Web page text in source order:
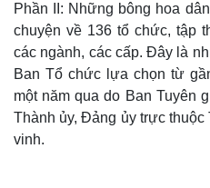
Phần II: Những bông hoa
chuyện về 136 tổ chức, tập
các ngành, các cấp. Đây là
Ban Tổ chức lựa chọn từ
một năm qua do Ban Tuyên
Thành ủy, Đảng ủy trực
vinh.